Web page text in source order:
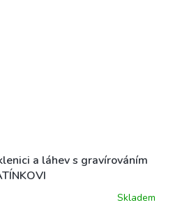
a láhev s gravírováním
Skladem